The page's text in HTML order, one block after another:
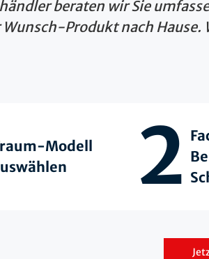
beraten wir Sie
Produkt nach Hause.
Modell
2